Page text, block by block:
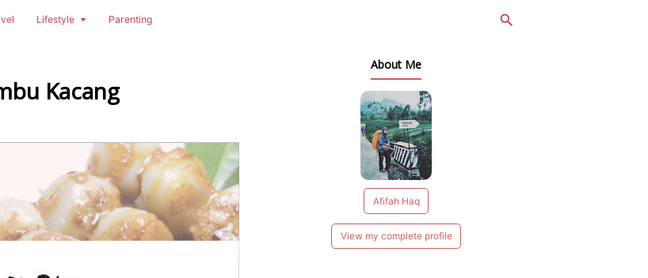
Lifestyle Parenting
Kacang
About Me
Afifah Haq
View my complete profile